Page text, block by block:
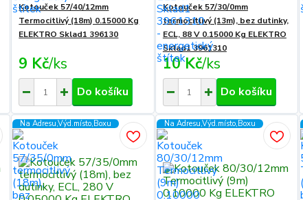
Kotouček 57/40/12mm
Termocitlivý (18m) 0.15000 Kg
ELEKTRO Sklad1 396130
9 Kč/ks
Do košíku
Kotouček 57/30/0mm
termocitlivý (13m), bez dutinky,
ECL, 88 V 0.15000 Kg ELEKTRO
Sklad1 3961310
10 Kč/ks
Do košíku
Na Adresu,Výd.místo,Boxu Na Adresu,Výd.místo,Boxu